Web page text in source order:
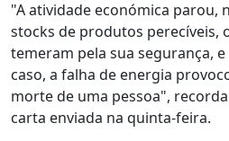
"A atividade económica parou,
stocks de produtos perecíveis,
temeram pela sua segurança,
caso, a falha de energia
morte de uma pessoa",
carta enviada na quinta-feira.